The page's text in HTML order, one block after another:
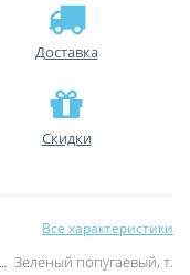
Доставка
Скидки
Все характеристики
Зеленый попугаевый, т.